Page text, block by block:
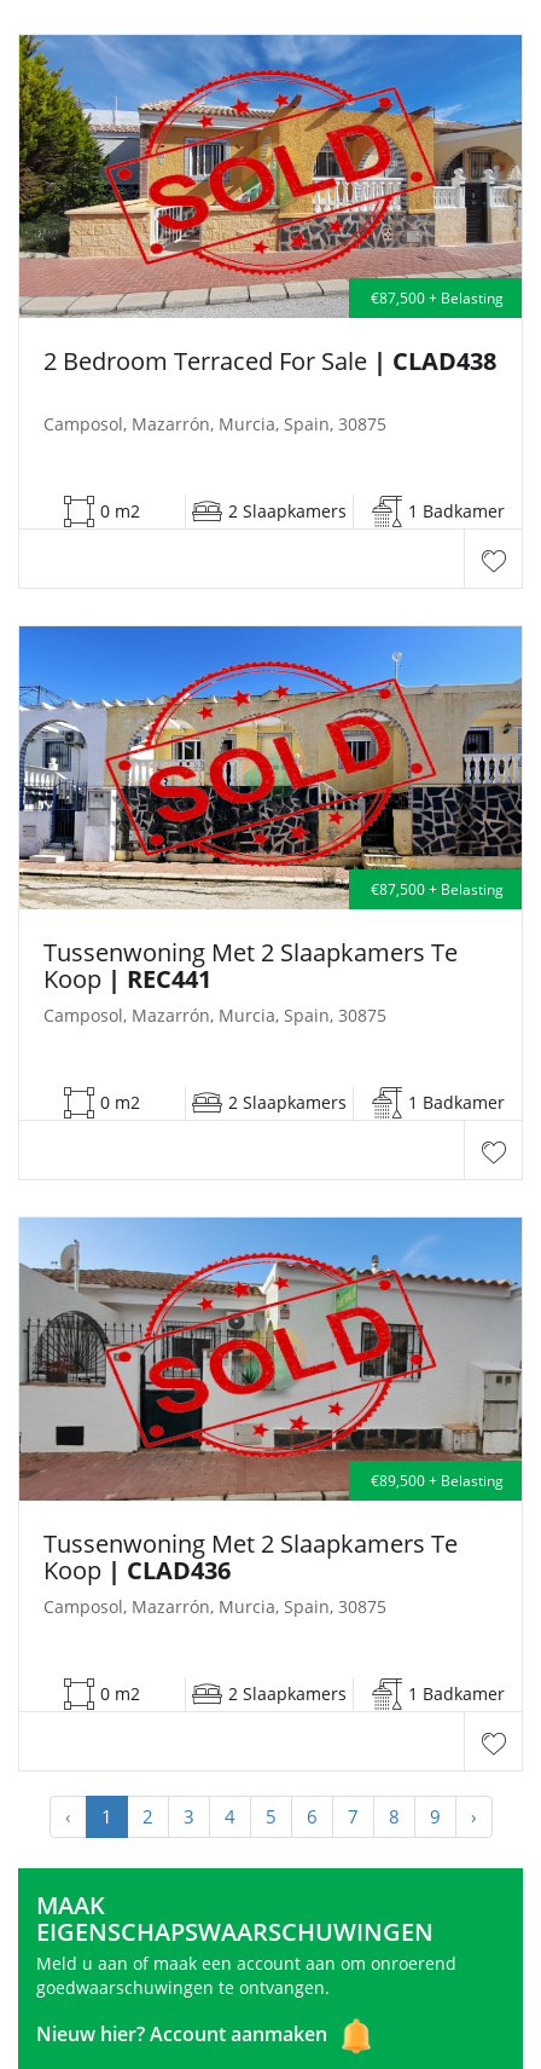
€87,500 + Belasting
2 Bedroom Terraced For Sale | CLAD438
Camposol, Mazarrón, Murcia, Spain, 30875
0 m2 2 Slaapkamers 1 Badkamer
€87,500 + Belasting
Tussenwoning Met 2 Slaapkamers Te
Koop | REC441
Camposol, Mazarrón, Murcia, Spain, 30875
0 m2 2 Slaapkamers 1 Badkamer
€89,500 + Belasting
Tussenwoning Met 2 Slaapkamers Te
Koop | CLAD436
Camposol, Mazarrón, Murcia, Spain, 30875
0 m2 2 Slaapkamers 1 Badkamer
‹ 1 2 3 4 5 6 7 8 9 ›
MAAK
EIGENSCHAPSWAARSCHUWINGEN
Meld u aan of maak een account aan om onroerend
goedwaarschuwingen te ontvangen.
Nieuw hier?Account aanmaken